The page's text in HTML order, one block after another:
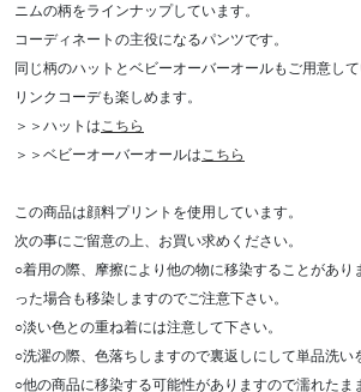
ニムの柄をラインナップしています。
コーディネートの主役になるパンツです。
同じ柄のハットとベビーオーバーオールもご用意し
リンクコーデも楽しめます。
＞＞ハットは こちら
＞＞ベビーオーバーオールは こちら
この商品は顔料プリントを使用しています。
次の事にご留意の上、お買い求めください。
○着用の際、摩擦により他の物に移染することがあり
った場合も移染しますのでご注意下さい。
○淡い色との重ね着には注意して下さい。
○洗濯の際、色落ちしますので裏返しにして単品洗い
○他の商品に移染する可能性がありますので濡れたま